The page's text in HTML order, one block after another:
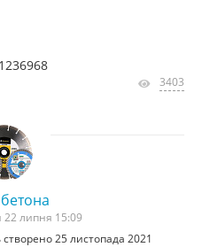
3403
22 липня 15:09
створено 25 листопада 2021